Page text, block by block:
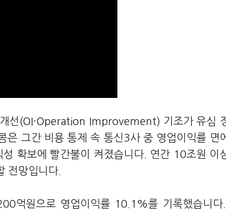
선(OI·Operation Improvement) 기조가 유심
은 그간 비용 통제 속 통신3사 중 영업이익률 면
확보에 빨간불이 켜졌습니다. 연간 10조원 이
전망입니다.
억원으로 영업이익률 10.1%를 기록했습니